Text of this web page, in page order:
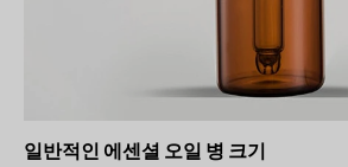
일반적인 에센셜 오일 병 크기